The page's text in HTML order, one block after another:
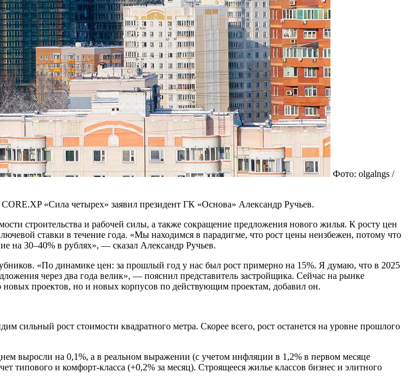
Фото: olgalngs /
«Сила четырех» заявил президент ГК «Основа» Александр Ручьев.
строительства и рабочей силы, а также сокращение предложения нового жилья. К росту цен
ставки в течение года. «Мы находимся в парадигме, что рост цены неизбежен, потому что
на 30–40% в рублях», — сказал Александр Ручьев.
«По динамике цен: за прошлый год у нас был рост примерно на 15%. Я думаю, что в 2025
через два года велик», — пояснил представитель застройщика. Сейчас на рынке
новых проектов, но и новых корпусов по действующим проектам, добавил он.
рост стоимости квадратного метра. Скорее всего, рост останется на уровне прошлого
выросли на 0,1%, а в реальном выражении (с учетом инфляции в 1,2% в первом месяце
типового и комфорт-класса (+0,2% за месяц). Строящееся жилье классов бизнес и элитного